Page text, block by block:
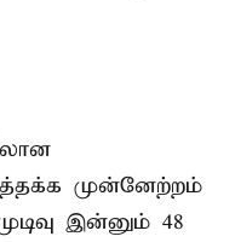
முன்னேற்றம்
இன்னும் 48